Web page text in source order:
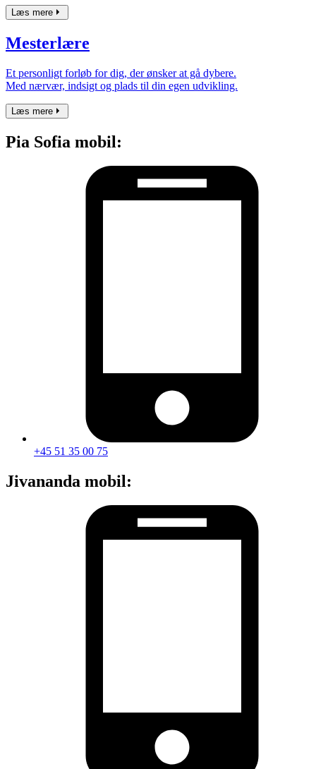
Læs mere
Mesterlære
Et personligt forløb for dig, der ønsker at gå dybere.
Med nærvær, indsigt og plads til din egen udvikling.
Læs mere
Pia Sofia mobil:
+45 51 35 00 75
Jivananda mobil: